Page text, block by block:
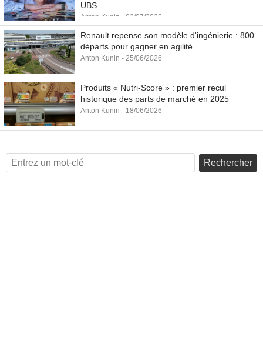
UBS
Anton Kunin - 02/07/2026
Renault repense son modèle d'ingénierie : 800
départs pour gagner en agilité
Anton Kunin - 25/06/2026
Produits « Nutri-Score » : premier recul
historique des parts de marché en 2025
Anton Kunin - 18/06/2026
Rechercher